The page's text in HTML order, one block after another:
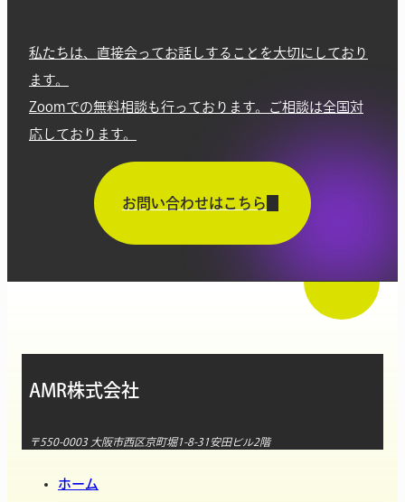
私たちは、直接会ってお話しすることを大切にしており
ます。
Zoomでの無料相談も行っております。ご相談は全国対
応しております。
お問い合わせはこちら
AMR株式会社
〒550-0003 大阪市西区京町堀1-8-31安田ビル2階
ホーム